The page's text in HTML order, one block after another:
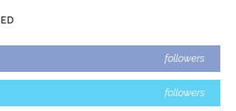
followers
followers